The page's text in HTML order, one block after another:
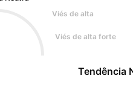
Viés de alta
Viés de alta forte
Tendência